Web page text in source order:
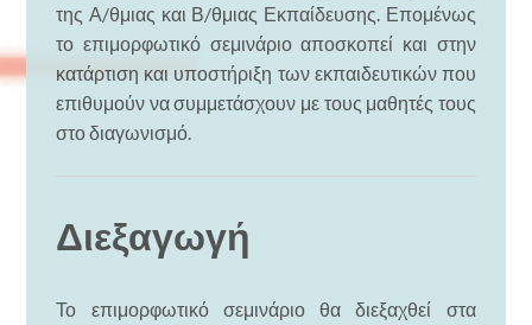
της Α/θμιας και Β/θμιας Εκπαίδευσης. Επομένως
το επιμορφωτικό σεμινάριο αποσκοπεί και στην
κατάρτιση και υποστήριξη των εκπαιδευτικών που
επιθυμούν να συμμετάσχουν με τους μαθητές τους
στο διαγωνισμό.
Διεξαγωγή
Το επιμορφωτικό σεμινάριο θα διεξαχθεί στα